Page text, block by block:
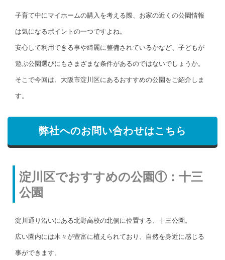
子育て中にマイホームの購入を考える際、お家の近くの公園情報
は気になるポイントの一つですよね。
安心して利用できる事や綺麗に整備されているかなど、子どもが
遊ぶ公園選びにもさまざまな条件があるのではないでしょうか。
そこで今回は、大阪市淀川区にあるおすすめの公園をご紹介しま
す。
弊社へのお問い合わせはこちら
淀川区でおすすめの公園①：十三
公園
淀川通り沿いにある北野高校の北側に位置する、十三公園。
広い園内には木々が豊富に植えられており、自然を身近に感じる
事ができます。